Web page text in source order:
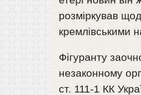
розміркував
кремлівськими
Фігуранту
незаконному
ст. 111-1 КК